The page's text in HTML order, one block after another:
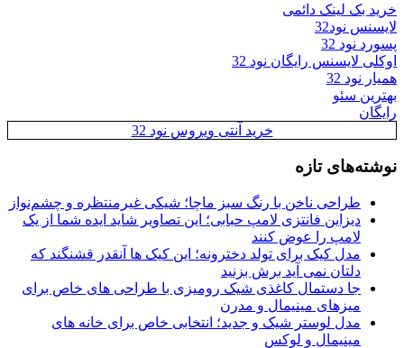
خرید بک لینک دائمی
لایسنس نود32
پسورد نود 32
اوکلی لایسنس رایگان نود 32
همیار نود 32
بهترین سئو
رایگان
خرید آنتی ویروس نود 32
نوشته‌های تازه
طراحی ناخن با رنگ سبز ماچا؛ شیکی غیرمنتظره و چشم‌نواز
دیزاین فانتزی لامپ حبابی؛ این تصاویر شاید ایده شما از یک
لامپ را عوض کنند
مدل کیک برای تولد دخترونه؛ این کیک ها آنقدر قشنگند که
دلتان نمی آید برش بزنید
جا دستمال کاغذی شیک رومیزی با طراحی های خاص برای
میزهای مینیمال و مدرن
مدل لوستر شیک و جدید؛ انتخابی خاص برای خانه های
مینیمال و لوکس